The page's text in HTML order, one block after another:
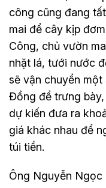
công cũng đang
mai để cây kịp
Công, chủ vườn
nhặt lá, tưới nước
sẽ vận chuyển một
Đồng để trưng
dự kiến đưa ra
giá khác nhau để
túi tiền.
Ông Nguyễn Ngọc